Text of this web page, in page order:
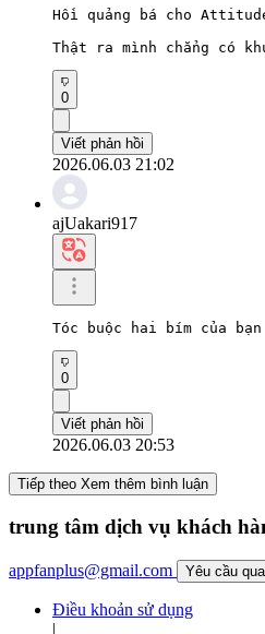
Hồi quảng bá cho
Thật ra mình chẳng có
0
Viết phản hồi
2026.06.03 21:02
ajUakari917
Tóc buộc hai bím của
0
Viết phản hồi
2026.06.03 20:53
Tiếp theo Xem thêm bình luận
trung tâm dịch vụ khách
appfanplus@gmail.com Yêu cầu
Điều khoản sử dụng
|